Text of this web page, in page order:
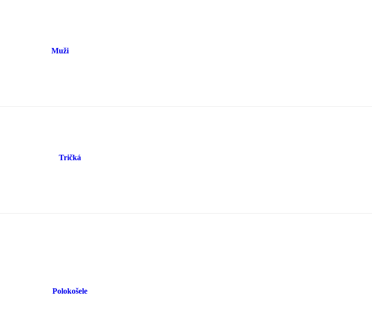
Muži
Tričká
Polokošele